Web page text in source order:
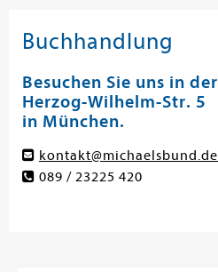
Buchhandlung
Besuchen Sie uns in der
Herzog-Wilhelm-Str. 5
in München.
kontakt@michaelsbund.de
089 / 23225 420